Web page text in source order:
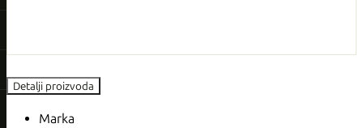
Detalji proizvoda
Marka